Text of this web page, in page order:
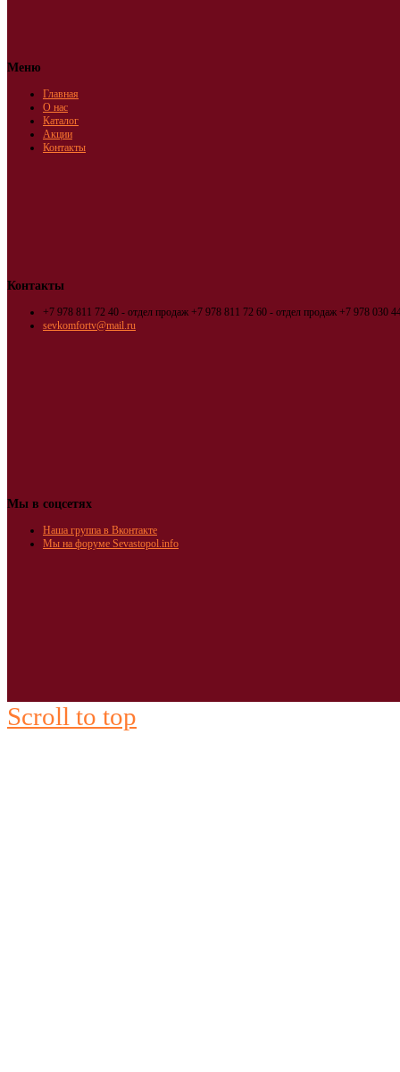
Меню
Главная
О нас
Каталог
Акции
Контакты
Контакты
+7 978 811 72 40 - отдел продаж +7 978 811 72 60 - отдел продаж +7 978 030
sevkomfortv@mail.ru
Мы в соцсетях
Наша группа в Вконтакте
Мы на форуме Sevastopol.info
Scroll to top